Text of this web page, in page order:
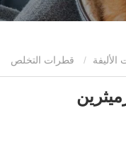
الأليفة قطرات التخلص
قطرات بيرميثرين